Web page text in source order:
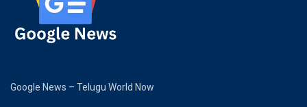
Google News – Telugu World Now